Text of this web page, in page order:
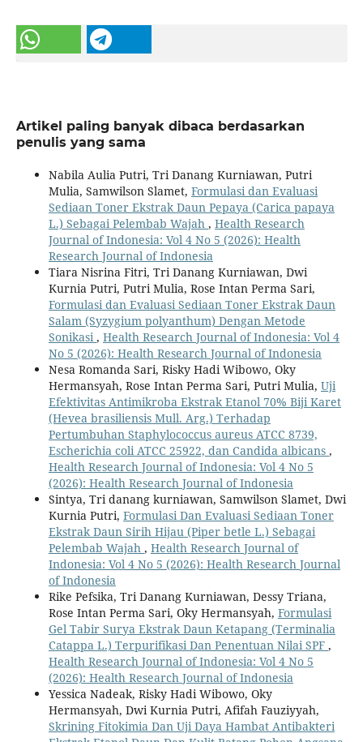
Artikel paling banyak dibaca berdasarkan
penulis yang sama
Nabila Aulia Putri, Tri Danang Kurniawan, Putri
Mulia, Samwilson Slamet, Formulasi dan Evaluasi
Sediaan Toner Ekstrak Daun Pepaya (Carica papaya
L.) Sebagai Pelembab Wajah , Health Research
Journal of Indonesia: Vol 4 No 5 (2026): Health
Research Journal of Indonesia
Tiara Nisrina Fitri, Tri Danang Kurniawan, Dwi
Kurnia Putri, Putri Mulia, Rose Intan Perma Sari,
Formulasi dan Evaluasi Sediaan Toner Ekstrak Daun
Salam (Syzygium polyanthum) Dengan Metode
Sonikasi, Health Research Journal of Indonesia: Vol 4
No 5 (2026): Health Research Journal of Indonesia
Nesa Romanda Sari, Risky Hadi Wibowo, Oky
Hermansyah, Rose Intan Perma Sari, Putri Mulia, Uji
Efektivitas Antimikroba Ekstrak Etanol 70% Biji Karet
(Hevea brasiliensis Mull. Arg.) Terhadap
Pertumbuhan Staphylococcus aureus ATCC 8739,
Escherichia coli ATCC 25922, dan Candida albicans ,
Health Research Journal of Indonesia: Vol 4 No 5
(2026): Health Research Journal of Indonesia
Sintya, Tri danang kurniawan, Samwilson Slamet, Dwi
Kurnia Putri, Formulasi Dan Evaluasi Sediaan Toner
Ekstrak Daun Sirih Hijau (Piper betle L.) Sebagai
Pelembab Wajah , Health Research Journal of
Indonesia: Vol 4 No 5 (2026): Health Research Journal
of Indonesia
Rike Pefsika, Tri Danang Kurniawan, Dessy Triana,
Rose Intan Perma Sari, Oky Hermansyah, Formulasi
Gel Tabir Surya Ekstrak Daun Ketapang (Terminalia
Catappa L.) Terpurifikasi Dan Penentuan Nilai SPF ,
Health Research Journal of Indonesia: Vol 4 No 5
(2026): Health Research Journal of Indonesia
Yessica Nadeak, Risky Hadi Wibowo, Oky
Hermansyah, Dwi Kurnia Putri, Afifah Fauziyyah,
Skrining Fitokimia Dan Uji Daya Hambat Antibakteri